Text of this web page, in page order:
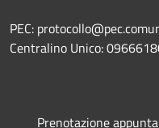
PEC:
Centralino Unico:
Prenotazione